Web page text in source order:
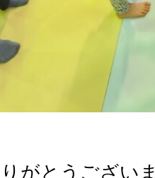
がとうござい